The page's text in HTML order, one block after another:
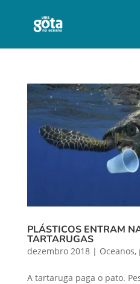
PLÁSTICOS ENTRAM
TARTARUGAS
dezembro 2018| Oceanos,
A tartaruga paga o pato.